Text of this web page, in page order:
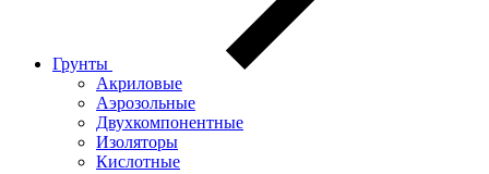
Грунты
Акриловые
Аэрозольные
Двухкомпонентные
Изоляторы
Кислотные